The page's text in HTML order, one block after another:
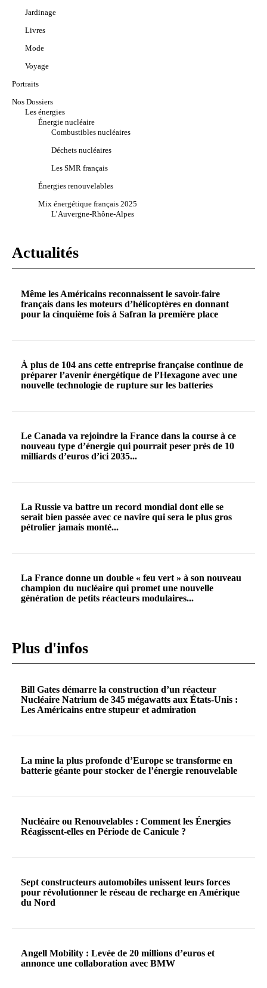
Jardinage
Livres
Mode
Voyage
Portraits
Nos Dossiers
Les énergies
Énergie nucléaire
Combustibles nucléaires
Déchets nucléaires
Les SMR français
Énergies renouvelables
Mix énergétique français 2025
L’Auvergne-Rhône-Alpes
Actualités
Même les Américains reconnaissent le savoir-faire
français dans les moteurs d’hélicoptères en donnant
pour la cinquième fois à Safran la première place
À plus de 104 ans cette entreprise française continue de
préparer l’avenir énergétique de l’Hexagone avec une
nouvelle technologie de rupture sur les batteries
Le Canada va rejoindre la France dans la course à ce
nouveau type d’énergie qui pourrait peser près de 10
milliards d’euros d’ici 2035...
La Russie va battre un record mondial dont elle se
serait bien passée avec ce navire qui sera le plus gros
pétrolier jamais monté...
La France donne un double « feu vert » à son nouveau
champion du nucléaire qui promet une nouvelle
génération de petits réacteurs modulaires...
Plus d'infos
Bill Gates démarre la construction d’un réacteur
Nucléaire Natrium de 345 mégawatts aux États-Unis :
Les Américains entre stupeur et admiration
La mine la plus profonde d’Europe se transforme en
batterie géante pour stocker de l’énergie renouvelable
Nucléaire ou Renouvelables : Comment les Énergies
Réagissent-elles en Période de Canicule ?
Sept constructeurs automobiles unissent leurs forces
pour révolutionner le réseau de recharge en Amérique
du Nord
Angell Mobility : Levée de 20 millions d’euros et
annonce une collaboration avec BMW